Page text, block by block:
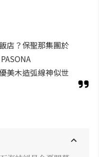
店？保聖那集團於
美木造弧線神似世